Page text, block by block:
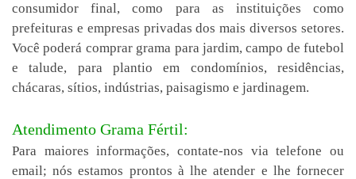
consumidor final, como para as instituições como
prefeituras e empresas privadas dos mais diversos setores.
Você poderá comprar grama para jardim, campo de futebol
e talude, para plantio em condomínios, residências,
chácaras, sítios, indústrias, paisagismo e jardinagem.
Atendimento Grama Fértil:
Para maiores informações, contate-nos via telefone ou
email; nós estamos prontos à lhe atender e lhe fornecer